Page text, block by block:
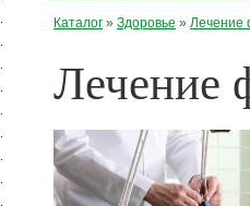
Каталог » Здоровье » Лечение
Лечение